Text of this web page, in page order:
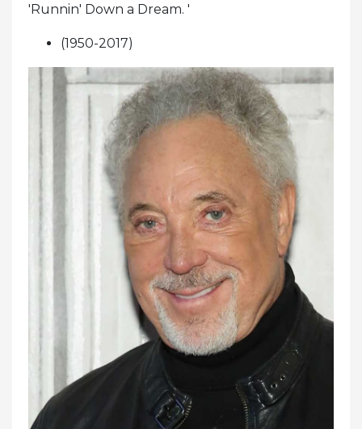
'Runnin' Down a Dream. '
(1950-2017)